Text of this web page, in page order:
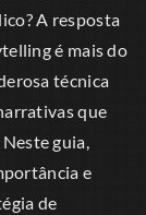
A resposta
é mais do
técnica
que
guia,
e
de